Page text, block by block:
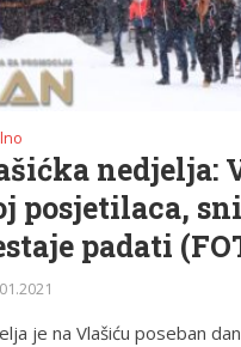
nedjelja:
posjetilaca,
padati
je na Vlašiću poseban